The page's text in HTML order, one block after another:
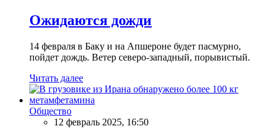
Ожидаются дожди
14 февраля в Баку и на Апшероне будет пасмурно,
пойдет дождь. Ветер северо-западный, порывистый.
Читать далее
Общество
12 февраль 2025, 16:50